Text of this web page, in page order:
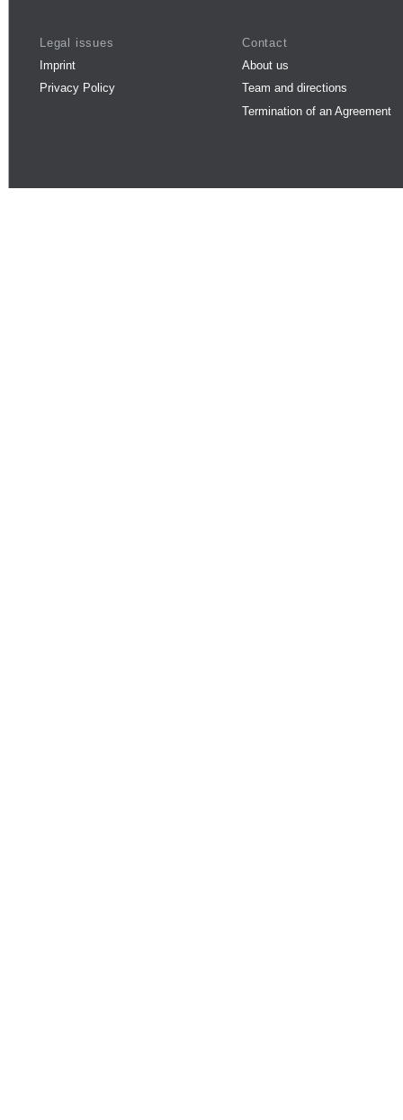
Legal issues
Imprint
Privacy Policy
Contact
About us
Team and directions
Termination of an Agreement